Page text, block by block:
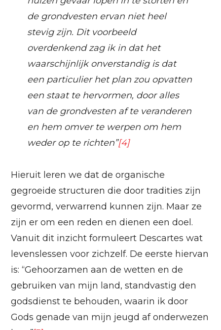
de grondvesten ervan niet heel
stevig zijn. Dit voorbeeld
overdenkend zag ik in dat het
waarschijnlijk onverstandig is dat
een particulier het plan zou opvatten
een staat te hervormen, door alles
van de grondvesten af te veranderen
en hem omver te werpen om hem
weder op te richten”[4]
Hieruit leren we dat de organische
gegroeide structuren die door tradities zijn
gevormd, verwarrend kunnen zijn. Maar ze
zijn er om een reden en dienen een doel.
Vanuit dit inzicht formuleert Descartes wat
levenslessen voor zichzelf. De eerste hiervan
is: “Gehoorzamen aan de wetten en de
gebruiken van mijn land, standvastig den
godsdienst te behouden, waarin ik door
Gods genade van mijn jeugd af onderwezen